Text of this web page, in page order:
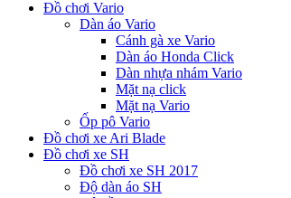
Đồ chơi Vario
Dàn áo Vario
Cánh gà xe Vario
Dàn áo Honda Click
Dàn nhựa nhám Vario
Mặt nạ click
Mặt nạ Vario
Ốp pô Vario
Đồ chơi xe Ari Blade
Đồ chơi xe SH
Đồ chơi xe SH 2017
Độ dàn áo SH